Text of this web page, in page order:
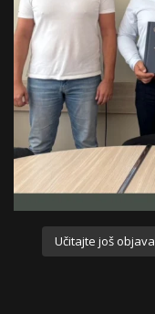
Učitajte još objava